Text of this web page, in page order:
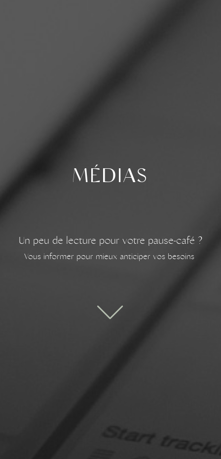
MÉDIAS
Un peu de lecture pour votre pause-café ?
Vous informer pour mieux anticiper vos besoins